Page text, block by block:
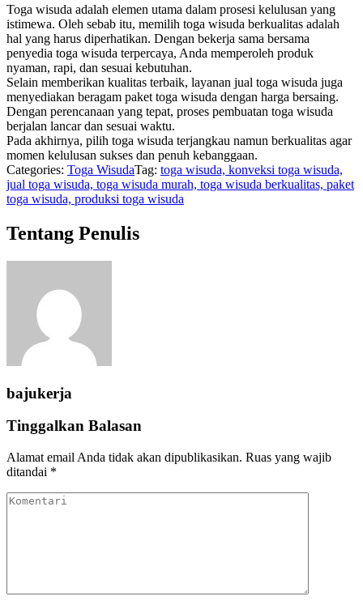
Toga wisuda adalah elemen utama dalam prosesi kelulusan yang
istimewa. Oleh sebab itu, memilih toga wisuda berkualitas adalah
hal yang harus diperhatikan. Dengan bekerja sama bersama
penyedia toga wisuda terpercaya, Anda memperoleh produk
nyaman, rapi, dan sesuai kebutuhan.
Selain memberikan kualitas terbaik, layanan jual toga wisuda juga
menyediakan beragam paket toga wisuda dengan harga bersaing.
Dengan perencanaan yang tepat, proses pembuatan toga wisuda
berjalan lancar dan sesuai waktu.
Pada akhirnya, pilih toga wisuda terjangkau namun berkualitas agar
momen kelulusan sukses dan penuh kebanggaan.
Categories: Toga WisudaTag: toga wisuda, konveksi toga wisuda,
jual toga wisuda, toga wisuda murah, toga wisuda berkualitas, paket
toga wisuda, produksi toga wisuda
Tentang Penulis
bajukerja
Tinggalkan Balasan
Alamat email Anda tidak akan dipublikasikan. Ruas yang wajib
ditandai *
Komentari